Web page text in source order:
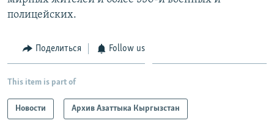
полицейских.
Поделиться Follow us
This item is part of
Новости Архив Азаттыка Кыргызстан